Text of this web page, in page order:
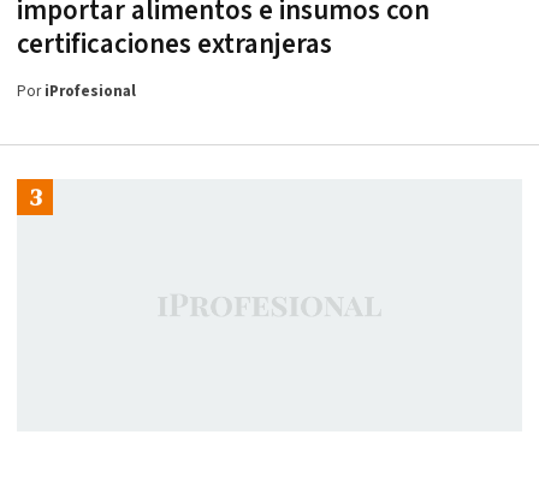
importar alimentos e insumos con
certificaciones extranjeras
PoriProfesional